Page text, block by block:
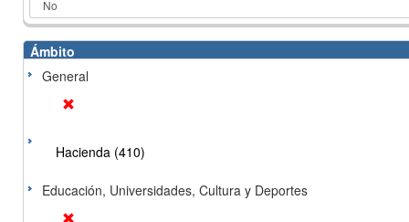
Ámbito
General
Hacienda (410)
Educación, Universidades, Cultura y Deportes